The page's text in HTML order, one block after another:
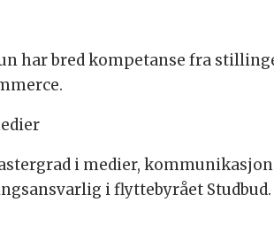
har bred kompetanse fra
i medier,
i flyttebyrået Studbud.